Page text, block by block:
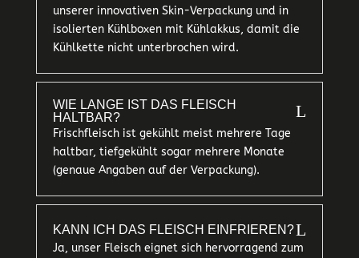
unserer innovativen Skin-Verpackung und in
isolierten Kühlboxen mit Kühlakkus, damit die
Kühlkette nicht unterbrochen wird.
WIE LANGE IST DAS FLEISCH
HALTBAR?
L
Frischfleisch ist gekühlt meist mehrere Tage
haltbar, tiefgekühlt sogar mehrere Monate
(genaue Angaben auf der Verpackung).
KANN ICH DAS FLEISCH EINFRIEREN?L
Ja, unser Fleisch eignet sich hervorragend zum